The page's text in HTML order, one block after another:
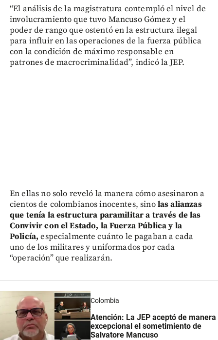
“El análisis de la magistratura contempló el nivel de
involucramiento que tuvo Mancuso Gómez y el
poder de rango que ostentó en la estructura ilegal
para influir en las operaciones de la fuerza pública
con la condición de máximo responsable en
patrones de macrocriminalidad”, indicó la JEP.
En ellas no solo reveló la manera cómo asesinaron a
cientos de colombianos inocentes, sinolas alianzas
que tenía la estructura paramilitar a través de las
Convivir con el Estado, la Fuerza Pública y la
Policía,especialmente cuánto le pagaban a cada
uno de los militares y uniformados por cada
“operación” que realizarán.
Colombia
Atención: La JEP aceptó de manera
excepcional el sometimiento de
Salvatore Mancuso